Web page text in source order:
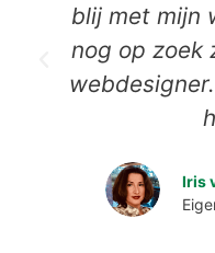
blij met mijn
nog op zoek
Iris